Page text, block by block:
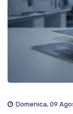
Domenica, 09